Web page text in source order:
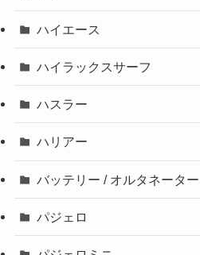
ハイエース
ハイラックスサーフ
ハスラー
ハリアー
バッテリー / オルタネーター
パジェロ